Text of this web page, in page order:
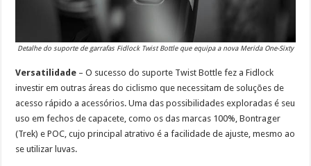
Detalhe do suporte de garrafas Fidlock Twist Bottle que equipa a nova Merida One-Sixty
Versatilidade – O sucesso do suporte Twist Bottle fez a Fidlock
investir em outras áreas do ciclismo que necessitam de soluções de
acesso rápido a acessórios. Uma das possibilidades exploradas é seu
uso em fechos de capacete, como os das marcas 100%, Bontrager
(Trek) e POC, cujo principal atrativo é a facilidade de ajuste, mesmo ao
se utilizar luvas.